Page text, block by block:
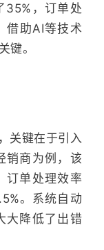
35%，订单处
借助AI等技术
键。
关键在于引入
销商为例，该
订单处理效率
。系统自动
大降低了出错